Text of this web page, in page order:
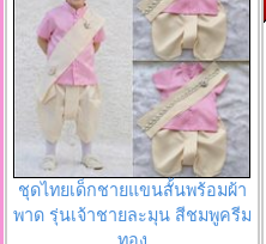
ชุดไทยเด็กชายแขนสั้นพร้อมผ้า
พาด รุ่นเจ้าชายละมุน สีชมพูครีม